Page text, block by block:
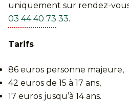
uniquement sur rendez-
03 44 40 73 33.
Tarifs
86 euros personne majeure,
42 euros de 15 à 17 ans,
17 euros jusqu’à 14 ans.